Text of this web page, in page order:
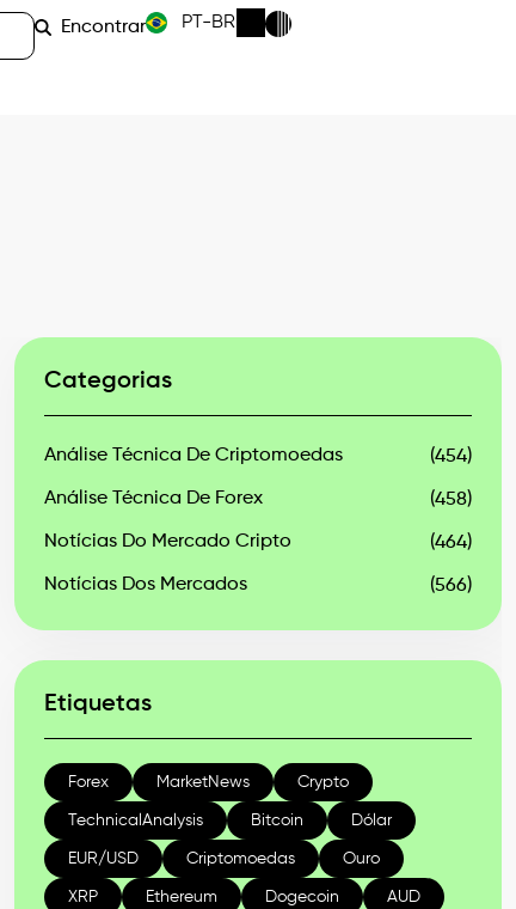
Encontrar PT-BR
Categorias
Análise Técnica De Criptomoedas (454)
Análise Técnica De Forex (458)
Notícias Do Mercado Cripto (464)
Notícias Dos Mercados (566)
Etiquetas
Forex MarketNews Crypto
TechnicalAnalysis Bitcoin Dólar
EUR/USD Criptomoedas Ouro
XRP Ethereum Dogecoin AUD